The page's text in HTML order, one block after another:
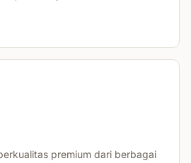
premium dari berbagai